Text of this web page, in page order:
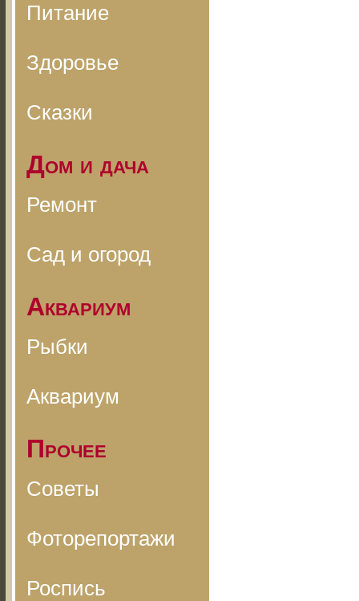
Питание
Здоровье
Сказки
Дом и дача
Ремонт
Сад и огород
Аквариум
Рыбки
Аквариум
Прочее
Советы
Фоторепортажи
Роспись